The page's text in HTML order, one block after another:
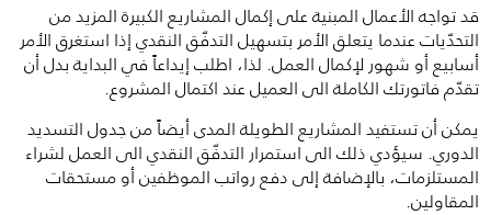
قد تواجه الأعمال المبنية على إكمال المشاريع الكبيرة المزيد من
التحدّيات عندما يتعلق الأمر بتسهيل التدفّق النقدي إذا استغرق الأمر
أسابيع أو شهور لإكمال العمل. لذا، اطلب إيداعاً في البداية بدل أن
تقدّم فاتورتك الكاملة الى العميل عند اكتمال المشروع.
يمكن أن تستفيد المشاريع الطويلة المدى أيضاً من جدول التسديد
الدوري. سيؤدي ذلك الى استمرار التدفّق النقدي الى العمل لشراء
المستلزمات، بالإضافة إلى دفع رواتب الموظفين أو مستحقات
المقاولين.